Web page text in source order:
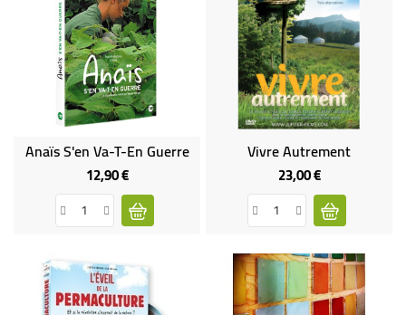
Anaïs S'en Va-T-En Guerre
12,90 €Prix
Vivre Autrement
23,00 €Prix